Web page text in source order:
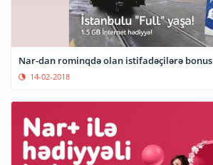
Nar-dan rominqdə olan istifadəçilərə bonus
14-02-2018